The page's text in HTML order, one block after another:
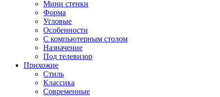
Мини стенки
Форма
Угловые
Особенности
С компьютерным столом
Назначение
Под телевизор
Прихожие
Стиль
Классика
Современные